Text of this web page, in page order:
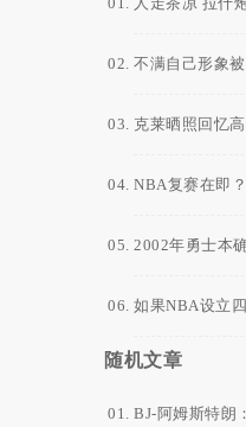
太自私了 他想
不满自己形象
是直言科比已
克莱晒照回忆
人也在
NBA复赛在即
夺冠做准备
2002年勇士本
然没有得到状
如果NBA设立
随机文章
BJ-阿姆斯特朗